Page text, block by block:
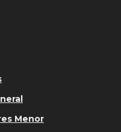
Menor